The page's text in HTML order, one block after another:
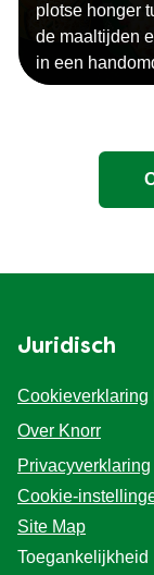
plotse honger
de maaltijden
in een
Juridisch
Cookieverklaring
Over Knorr
Privacyverklaring
Cookie-
Site Map
Toegankelijkheid